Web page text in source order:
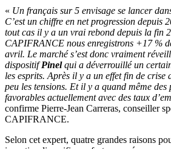
« Un français sur 5 envisage se lancer
C’est un chiffre en net progression depuis
tout cas il y a un vrai rebond depuis la fin
CAPIFRANCE nous enregistrons +17 %
avril. Le marché s’est donc vraiment
dispositifPinelqui a déverrouillé un
les esprits. Après il y a un effet fin de crise
peu les tensions. Et il y a quand même des
favorables actuellement avec des taux
confirme Pierre-Jean Carreras, conseiller
CAPIFRANCE.
Selon cet expert, quatre grandes raisons